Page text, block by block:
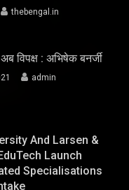
thebengal.in
विपक्ष : अभिषेक बनर्जी
admin
And Larsen &
Launch
Specialisations